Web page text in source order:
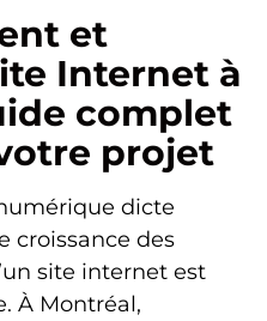
et
Internet à
complet
projet
dicte
croissance des
site internet est
À Montréal,